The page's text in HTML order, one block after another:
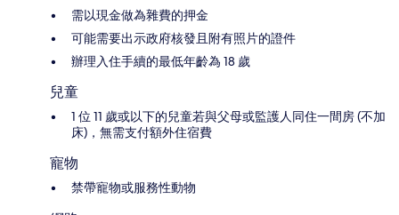
需以現金做為雜費的押金
可能需要出示政府核發且附有照片的證件
辦理入住手續的最低年齡為 18 歲
兒童
1 位 11 歲或以下的兒童若與父母或監護人同住一間房 (不加
床)，無需支付額外住宿費
寵物
禁帶寵物或服務性動物